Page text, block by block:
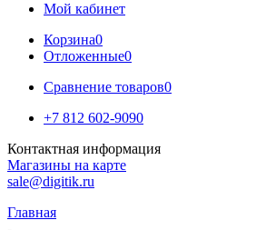
Мой кабинет
Корзина0
Отложенные0
Сравнение товаров0
+7 812 602-9090
Контактная информация
Магазины на карте
sale@digitik.ru
Главная